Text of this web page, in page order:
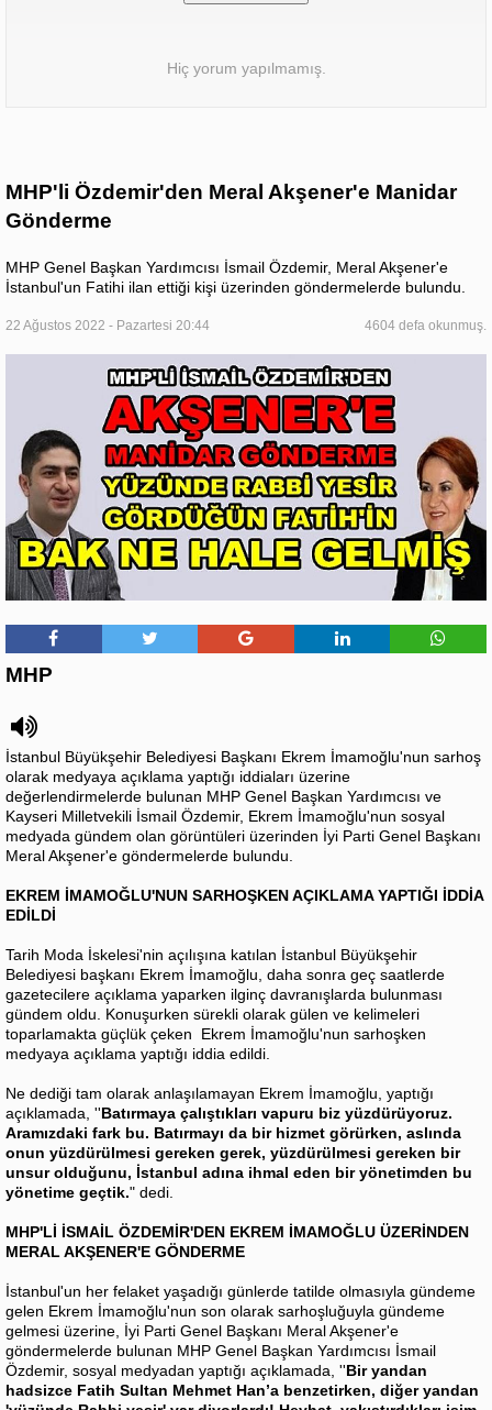
Hiç yorum yapılmamış.
MHP'li Özdemir'den Meral Akşener'e Manidar
Gönderme
MHP Genel Başkan Yardımcısı İsmail Özdemir, Meral Akşener'e
İstanbul'un Fatihi ilan ettiği kişi üzerinden göndermelerde bulundu.
22 Ağustos 2022 - Pazartesi 20:44 4604 defa okunmuş.
MHP
İstanbul Büyükşehir Belediyesi Başkanı Ekrem İmamoğlu'nun sarhoş
olarak medyaya açıklama yaptığı iddiaları üzerine
değerlendirmelerde bulunan MHP Genel Başkan Yardımcısı ve
Kayseri Milletvekili İsmail Özdemir, Ekrem İmamoğlu'nun sosyal
medyada gündem olan görüntüleri üzerinden İyi Parti Genel Başkanı
Meral Akşener'e göndermelerde bulundu.
EKREM İMAMOĞLU'NUN SARHOŞKEN AÇIKLAMA YAPTIĞI İDDİA
EDİLDİ
Tarih Moda İskelesi'nin açılışına katılan İstanbul Büyükşehir
Belediyesi başkanı Ekrem İmamoğlu, daha sonra geç saatlerde
gazetecilere açıklama yaparken ilginç davranışlarda bulunması
gündem oldu. Konuşurken sürekli olarak gülen ve kelimeleri
toparlamakta güçlük çeken Ekrem İmamoğlu'nun sarhoşken
medyaya açıklama yaptığı iddia edildi.
Ne dediği tam olarak anlaşılamayan Ekrem İmamoğlu, yaptığı
açıklamada, ''Batırmaya çalıştıkları vapuru biz yüzdürüyoruz.
Aramızdaki fark bu. Batırmayı da bir hizmet görürken, aslında
onun yüzdürülmesi gereken gerek, yüzdürülmesi gereken bir
unsur olduğunu, İstanbul adına ihmal eden bir yönetimden bu
yönetime geçtik." dedi.
MHP'Lİ İSMAİL ÖZDEMİR'DEN EKREM İMAMOĞLU ÜZERİNDEN
MERAL AKŞENER'E GÖNDERME
İstanbul'un her felaket yaşadığı günlerde tatilde olmasıyla gündeme
gelen Ekrem İmamoğlu'nun son olarak sarhoşluğuyla gündeme
gelmesi üzerine, İyi Parti Genel Başkanı Meral Akşener'e
göndermelerde bulunan MHP Genel Başkan Yardımcısı İsmail
Özdemir, sosyal medyadan yaptığı açıklamada, ''Bir yandan
hadsizce Fatih Sultan Mehmet Han’a benzetirken, diğer yandan